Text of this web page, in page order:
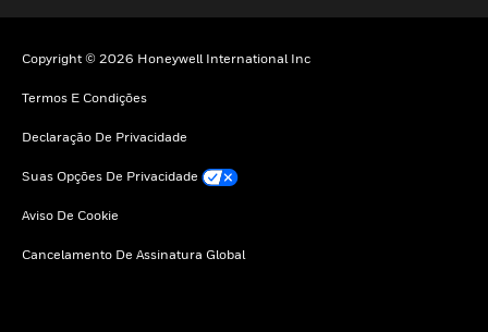
Copyright © 2026 Honeywell International Inc
Termos E Condições
Declaração De Privacidade
Suas Opções De Privacidade
Aviso De Cookie
Cancelamento De Assinatura Global